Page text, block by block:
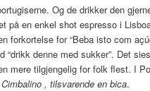
Og de drikker den
på en enkel shot espresso i
forkortelse for “Beba isto com
“drikk denne med sukker”. Det
mere tilgjengelig for folk flest. I
Cimbalino , tilsvarende en bica.